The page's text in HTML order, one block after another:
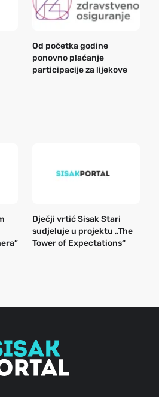
Od početka godine
ponovno plaćanje
participacije za lijekove
Dječji vrtić Sisak Stari
sudjeluje u projektu „The
Tower of Expectations“